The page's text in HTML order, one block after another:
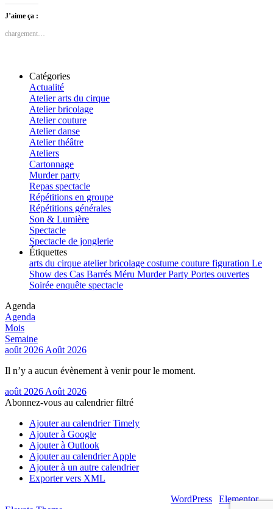
J’aime ça :
chargement…
Catégories
Actualité
Atelier arts du cirque
Atelier bricolage
Atelier couture
Atelier danse
Atelier théâtre
Ateliers
Cartonnage
Murder party
Repas spectacle
Répétitions en groupe
Répétitions générales
Son & Lumière
Spectacle
Spectacle de jonglerie
Étiquettes
arts du cirque atelierbricolage costume couture figuration Le
Show des Cas Barrés Méru Murder Party Portes ouvertes
Soirée enquête spectacle
Agenda
Agenda
Mois
Semaine
août 2026 Août 2026
Il n’y a aucun évènement à venir pour le moment.
août 2026 Août 2026
Abonnez-vous au calendrier filtré
Ajouter au calendrier Timely
Ajouter à Google
Ajouter à Outlook
Ajouter au calendrier Apple
Ajouter à un autre calendrier
Exporter vers XML
WordPress Elementor|